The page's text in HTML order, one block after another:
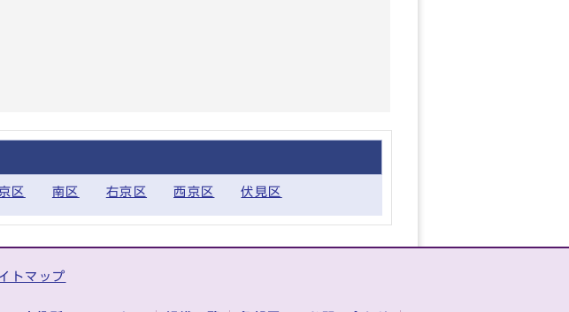
区 南区 右京区 西京区 伏見区
トマップ